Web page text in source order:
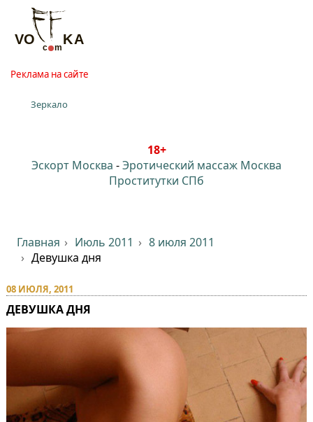
Реклама на сайте
Зеркало
18+
Эскорт Москва -Эротический массаж Москва
Проститутки СПб
Главная Июль 2011
8 июля 2011
Девушка дня
08 ИЮЛЯ, 2011
ДЕВУШКА ДНЯ